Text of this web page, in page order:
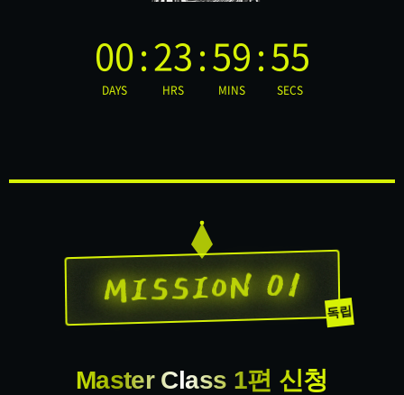
00
DAYS
:23
HRS
:59
MINS
:54
SECS
MISSION 01
독립
Master Class 1편 신청